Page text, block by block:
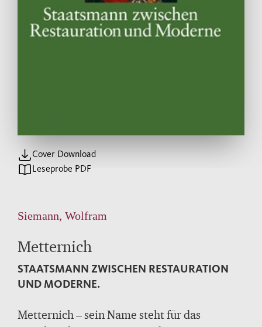
Cover Download
Leseprobe PDF
Siemann, Wolfram
Metternich
STAATSMANN ZWISCHEN RESTAURATION
UND MODERNE.
Metternich – sein Name steht für das